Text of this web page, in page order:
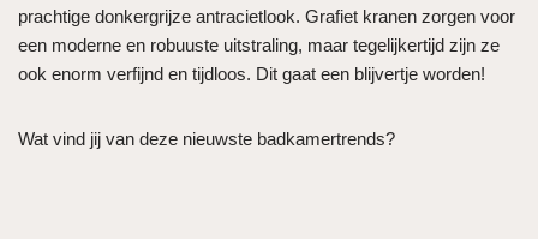
prachtige donkergrijze antracietlook. Grafiet kranen zorgen voor
een moderne en robuuste uitstraling, maar tegelijkertijd zijn ze
ook enorm verfijnd en tijdloos. Dit gaat een blijvertje worden!
Wat vind jij van deze nieuwste badkamertrends?